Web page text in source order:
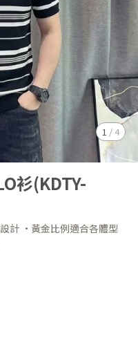
1 / 4
衫(KDTY-
計 ·黃金比例適合各體型